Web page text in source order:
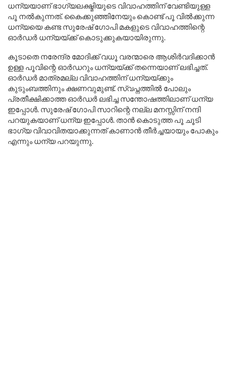
ധന്യയാണ് ഭാഗ്യലക്ഷ്മിയുടെ വിവാഹത്തിന് വേണ്ടിയുള്ള
പൂ നൽകുന്നത്. കൈക്കുഞ്ഞിനേയും കൊണ്ട് പൂ വിൽക്കുന്ന
ധന്യയെ കണ്ട സുരേഷ് ഗോപി മകളുടെ വിവാഹത്തിന്റെ
ഓർഡർ ധന്യയ്ക്ക് കൊടുക്കുകയായിരുന്നു.
കൂടാതെ നരേന്ദ്ര മോദിക്ക് വധൂ വരന്മാരെ ആശിർവദിക്കാൻ
ഉള്ള പൂവിന്റെ ഓർഡറും ധന്യയ്ക്ക് തന്നെയാണ് ലഭിച്ചത്.
ഓർഡർ മാത്രമല്ല വിവാഹത്തിന് ധന്യയ്ക്കും
കുടുംബത്തിനും ക്ഷണവുമുണ്ട്. സ്വപ്നത്തിൽ പോലും
പ്രതീക്ഷിക്കാത്ത ഓർഡർ ലഭിച്ച സന്തോഷത്തിലാണ് ധന്യ
ഇപ്പോൾ. സുരേഷ് ഗോപി സാറിന്റെ നല്ല മനസ്സിന് നന്ദി
പറയുകയാണ് ധന്യ ഇപ്പോൾ. താൻ കൊടുത്ത പൂ ചൂടി
ഭാഗ്യ വിവാവിതയാക്കുന്നത് കാണാൻ തീർച്ചയായും പോകും
എന്നും ധന്യ പറയുന്നു.